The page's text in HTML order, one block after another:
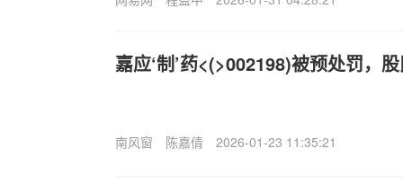
嘉应‘制’药<(>002198)被预处罚，
南风窗 陈嘉倩 2026-01-23 11:35:21